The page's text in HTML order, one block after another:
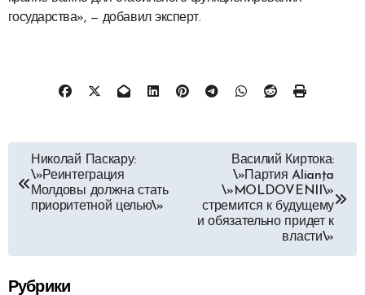
государства», — добавил эксперт.
Навигация
по
записям
Николай Паскару:
\»Реинтеграция
Молдовы должна стать
приоритетной целью\»
Василий Киртока:
\»Партия Alianța
\»MOLDOVENII\»
стремится к будущему
и обязательно придет к
власти\»
Рубрики